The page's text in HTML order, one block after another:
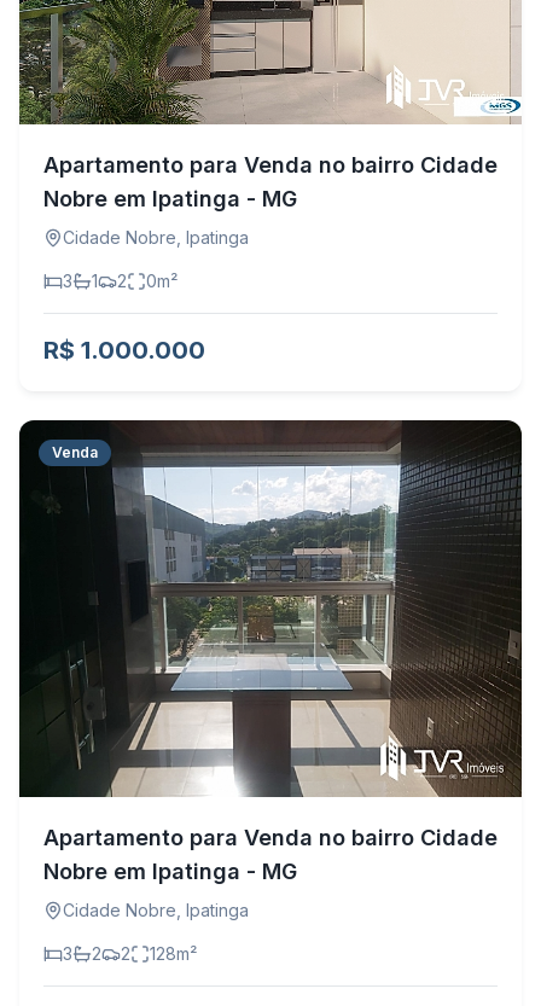
Apartamento para Venda no bairro Cidade
Nobre em Ipatinga - MG
Cidade Nobre Ipatinga
3 1 2 0m²
R$ 1.000.000
Venda
Apartamento para Venda no bairro Cidade
Nobre em Ipatinga - MG
Cidade Nobre Ipatinga
3 2 2 128m²